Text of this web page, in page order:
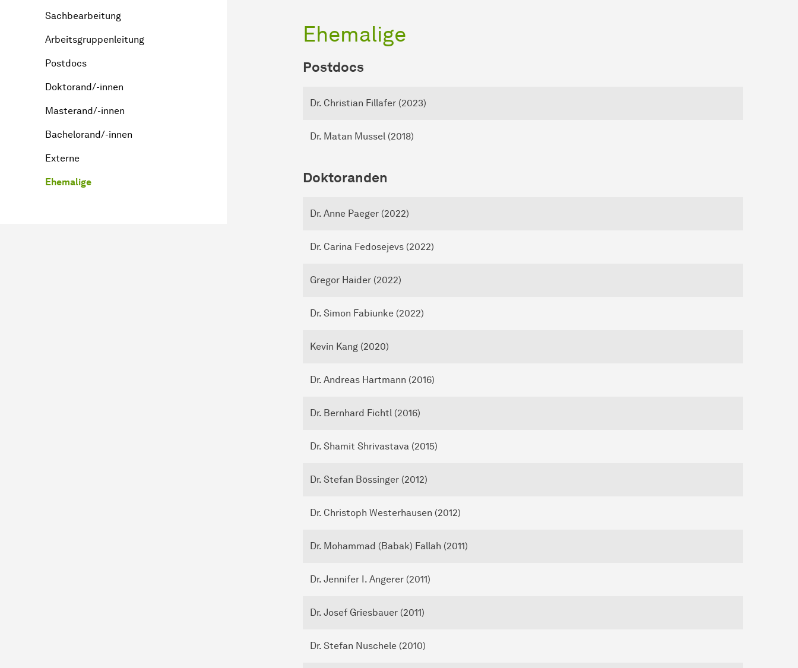
Sachbearbeitung
Arbeitsgruppenleitung
Postdocs
Doktorand/-innen
Masterand/-innen
Bachelorand/-innen
Externe
Ehemalige
Ehemalige
Postdocs
Dr. Christian Fillafer (2023)
Dr. Matan Mussel (2018)
Doktoranden
Dr. Anne Paeger (2022)
Dr. Carina Fedosejevs (2022)
Gregor Haider (2022)
Dr. Simon Fabiunke (2022)
Kevin Kang (2020)
Dr. Andreas Hartmann (2016)
Dr. Bernhard Fichtl (2016)
Dr. Shamit Shrivastava (2015)
Dr. Stefan Bössinger (2012)
Dr. Christoph Westerhausen (2012)
Dr. Mohammad (Babak) Fallah (2011)
Dr. Jennifer I. Angerer (2011)
Dr. Josef Griesbauer (2011)
Dr. Stefan Nuschele (2010)